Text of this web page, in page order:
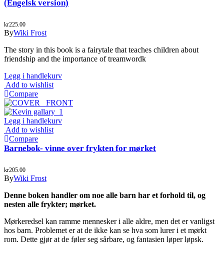
(Engelsk version)
kr225.00
ByWiki Frost
The story in this book is a fairytale that teaches children about
friendship and the importance of treamwordk
Legg i handlekurv
Add to wishlist
Compare
Legg i handlekurv
Add to wishlist
Compare
Barnebok- vinne over frykten for mørket
kr205.00
ByWiki Frost
Denne boken handler om noe alle barn har et forhold til, og
nesten alle frykter; mørket.
Mørkeredsel kan ramme mennesker i alle aldre, men det er vanligst
hos barn. Problemet er at de ikke kan se hva som lurer i et mørkt
rom. Dette gjør at de føler seg sårbare, og fantasien løper løpsk.